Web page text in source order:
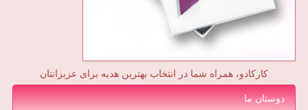
کارکادو، همراه شما در انتخاب بهترین هدیه برای عزیزانتان
دوستان ما